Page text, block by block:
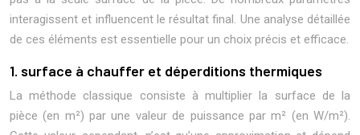
interagissent et influencent le résultat final. Une analyse détaillée
de ces éléments est essentielle pour un choix précis et efficace.
1. surface à chauffer et déperditions thermiques
La méthode classique consiste à multiplier la surface de la
pièce (en m²) par une valeur de puissance par m² (en W/m²).